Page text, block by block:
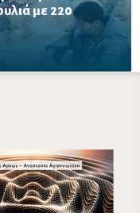
με 220
αυξάνουν την
ακόμη 40 άτομα
Ιεράπετρας.